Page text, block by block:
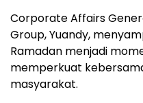
Corporate Affairs
Group, Yuandy,
Ramadan menjadi
memperkuat
masyarakat.